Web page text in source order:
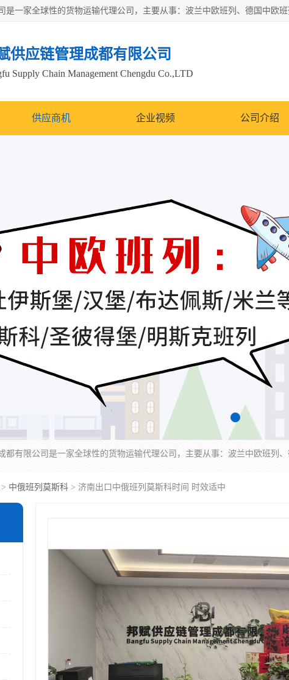
供应链管理成都有限公司
Supply Chain Management Chengdu Co.,LTD
供应商机 企业视频 公司介绍
> 中俄班列莫斯科 > 济南出口中俄班列莫斯科时间 时效适中